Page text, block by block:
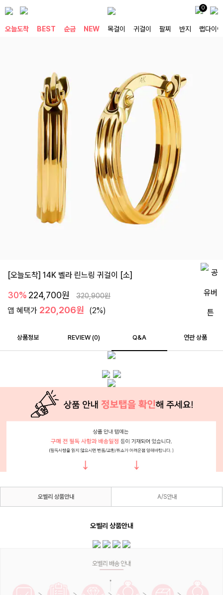
0
오늘도착 BEST 순금 NEW 목걸이 귀걸이 팔찌 반지 랩다이아
[오늘도착] 14K 벨라 린느링 귀걸이 [소]
30% 224,700원 320,900원
앱 혜택가 220,206원 (2%)
상품정보 REVIEW (0) Q&A 연관 상품
오벨리 상품안내 A/S안내
오벨리 상품안내